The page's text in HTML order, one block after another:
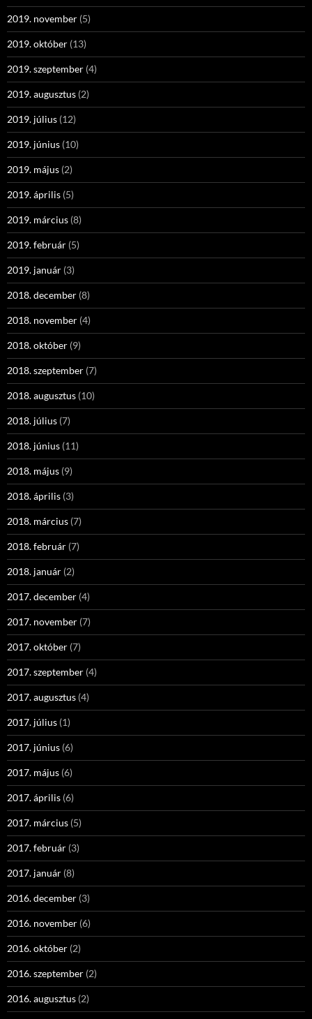
2019. november (5)
2019. október (13)
2019. szeptember (4)
2019. augusztus (2)
2019. július (12)
2019. június (10)
2019. május (2)
2019. április (5)
2019. március (8)
2019. február (5)
2019. január (3)
2018. december (8)
2018. november (4)
2018. október (9)
2018. szeptember (7)
2018. augusztus (10)
2018. július (7)
2018. június (11)
2018. május (9)
2018. április (3)
2018. március (7)
2018. február (7)
2018. január (2)
2017. december (4)
2017. november (7)
2017. október (7)
2017. szeptember (4)
2017. augusztus (4)
2017. július (1)
2017. június (6)
2017. május (6)
2017. április (6)
2017. március (5)
2017. február (3)
2017. január (8)
2016. december (3)
2016. november (6)
2016. október (2)
2016. szeptember (2)
2016. augusztus (2)